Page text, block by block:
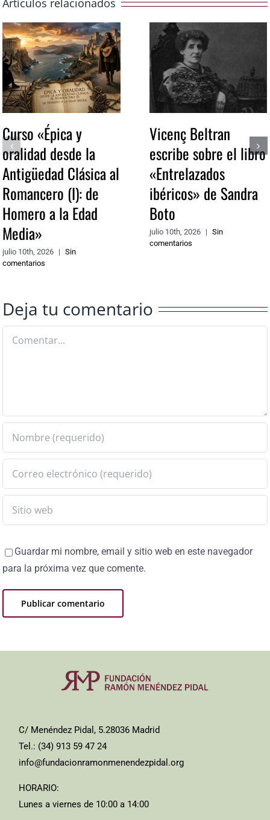
Artículos relacionados
Curso «Épica y
oralidad desde la
Antigüedad Clásica al
Romancero (I): de
Homero a la Edad
Media»
julio 10th, 2026 |
Sin
comentarios
Vicenç Beltran
escribe sobre el libro
«Entrelazados
ibéricos» de Sandra
Boto
julio 10th, 2026 | Sin
comentarios
Deja tu comentario
Guardar mi nombre, email y sitio web en este navegador
para la próxima vez que comente.
C/ Menéndez Pidal, 5.28036 Madrid
Tel.: (34) 913 59 47 24
info@fundacionramonmenendezpidal.org
HORARIO:
Lunes a viernes de 10:00 a 14:00